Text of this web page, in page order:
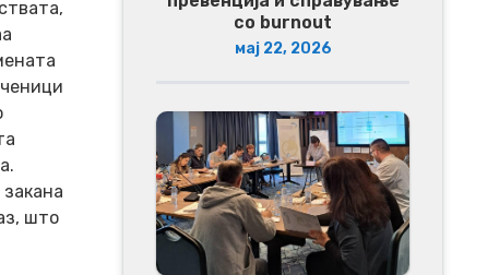
што
со burnout
мај 22, 2026